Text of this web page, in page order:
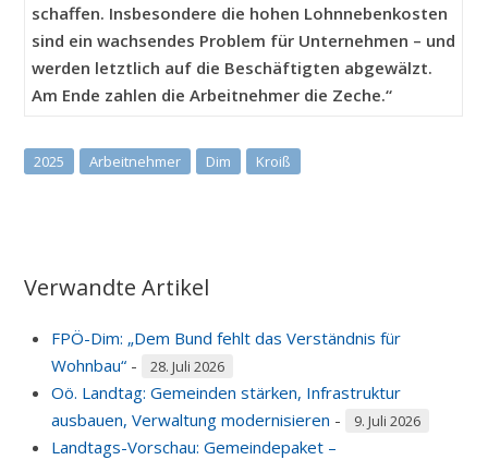
schaffen. Insbesondere die hohen Lohnnebenkosten
sind ein wachsendes Problem für Unternehmen – und
werden letztlich auf die Beschäftigten abgewälzt.
Am Ende zahlen die Arbeitnehmer die Zeche.“
2025 Arbeitnehmer Dim Kroiß
Verwandte Artikel
FPÖ-Dim: „Dem Bund fehlt das Verständnis für
Wohnbau“ - 28. Juli 2026
Oö. Landtag: Gemeinden stärken, Infrastruktur
ausbauen, Verwaltung modernisieren - 9. Juli 2026
Landtags-Vorschau: Gemeindepaket –